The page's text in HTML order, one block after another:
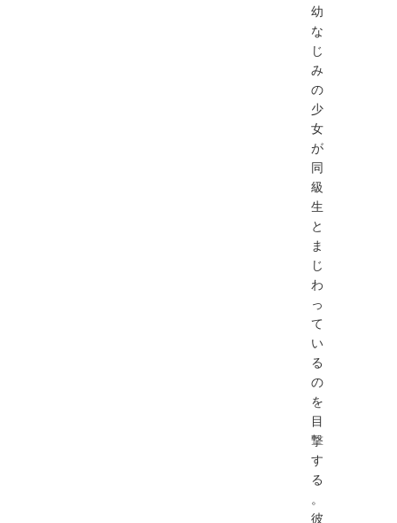
幼
な
じ
み
の
少
女
が
同
級
生
と
ま
じ
わ
っ
て
い
る
の
を
目
撃
す
る
。
彼